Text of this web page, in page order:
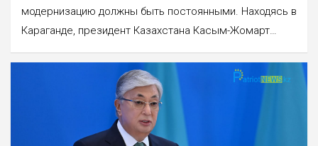
модернизацию должны быть постоянными. Находясь в
Караганде, президент Казахстана Касым-Жомарт…